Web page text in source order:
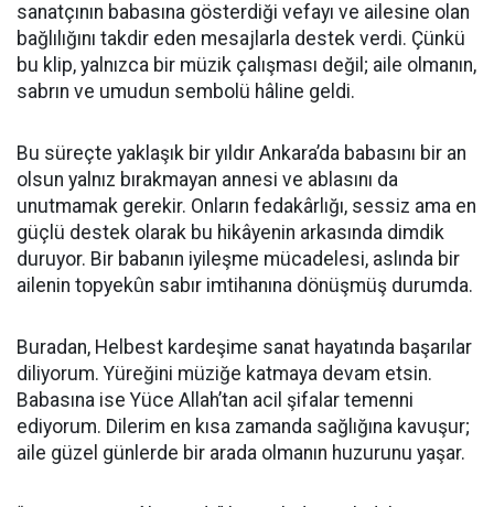
sanatçının babasına gösterdiği vefayı ve ailesine olan
bağlılığını takdir eden mesajlarla destek verdi. Çünkü
bu klip, yalnızca bir müzik çalışması değil; aile olmanın,
sabrın ve umudun sembolü hâline geldi.
Bu süreçte yaklaşık bir yıldır Ankara’da babasını bir an
olsun yalnız bırakmayan annesi ve ablasını da
unutmamak gerekir. Onların fedakârlığı, sessiz ama en
güçlü destek olarak bu hikâyenin arkasında dimdik
duruyor. Bir babanın iyileşme mücadelesi, aslında bir
ailenin topyekûn sabır imtihanına dönüşmüş durumda.
Buradan, Helbest kardeşime sanat hayatında başarılar
diliyorum. Yüreğini müziğe katmaya devam etsin.
Babasına ise Yüce Allah’tan acil şifalar temenni
ediyorum. Dilerim en kısa zamanda sağlığına kavuşur;
aile güzel günlerde bir arada olmanın huzurunu yaşar.